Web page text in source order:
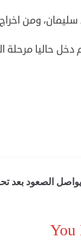
سليمان، ومن
حاليا مرحلة